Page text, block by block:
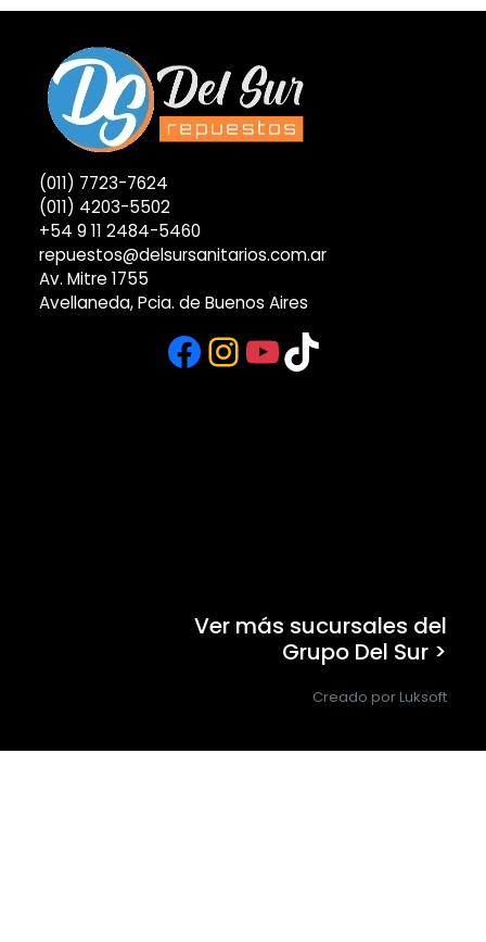
(011) 7723-7624
(011) 4203-5502
+54 9 11 2484-5460
repuestos@delsursanitarios.com.ar
Av. Mitre 1755
Avellaneda, Pcia. de Buenos Aires
Facebook
Instagram
YouTube
TikTok
Ver más sucursales del
Grupo Del Sur >
Creado por Luksoft